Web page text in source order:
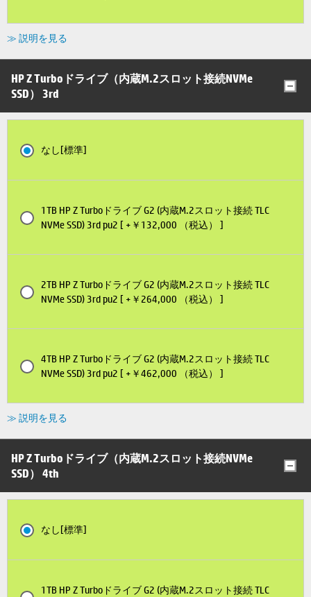
≫ 説明を見る
HP Z Turboドライブ（内蔵M.2スロット接続NVMe
SSD） 3rd
なし[標準]
1TB HP Z Turboドライブ G2 (内蔵M.2スロット接続 TLC
NVMe SSD) 3rd pu2 [ +￥132,000 （税込） ]
2TB HP Z Turboドライブ G2 (内蔵M.2スロット接続 TLC
NVMe SSD) 3rd pu2 [ +￥264,000 （税込） ]
4TB HP Z Turboドライブ G2 (内蔵M.2スロット接続 TLC
NVMe SSD) 3rd pu2 [ +￥462,000 （税込） ]
≫ 説明を見る
HP Z Turboドライブ（内蔵M.2スロット接続NVMe
SSD） 4th
なし[標準]
1TB HP Z Turboドライブ G2 (内蔵M.2スロット接続 TLC